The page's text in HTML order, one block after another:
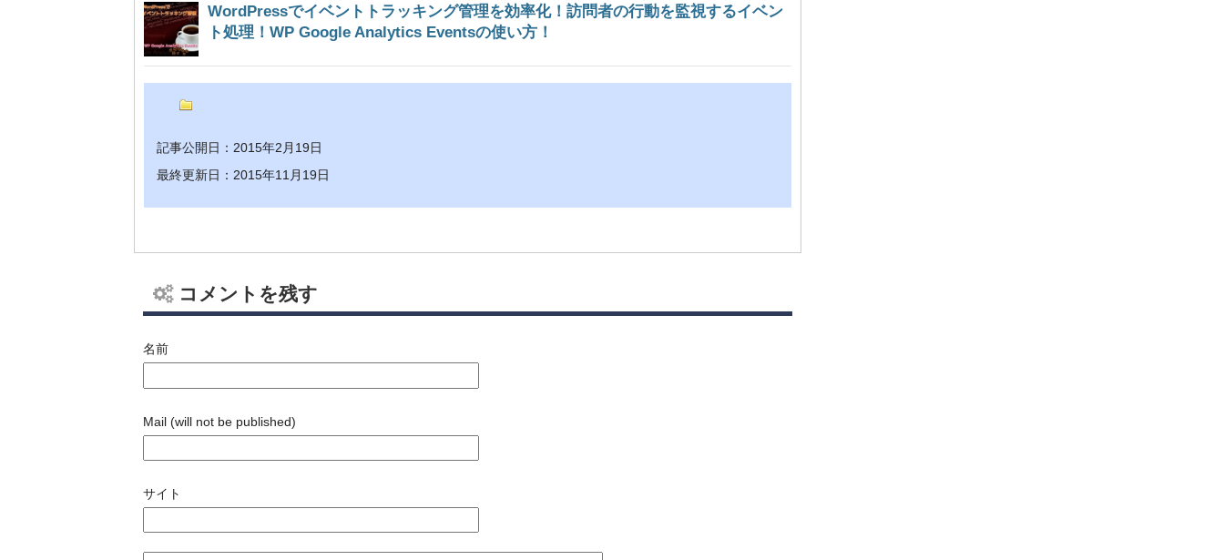
WordPressでイベントトラッキング管理を効率化！訪問者の行動を監視するイベン
ト処理！WP Google Analytics Eventsの使い方！
記事公開日：2015年2月19日
最終更新日：2015年11月19日
コメントを残す
名前
Mail (will not be published)
サイト